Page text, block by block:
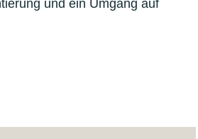
und ein Umgang auf